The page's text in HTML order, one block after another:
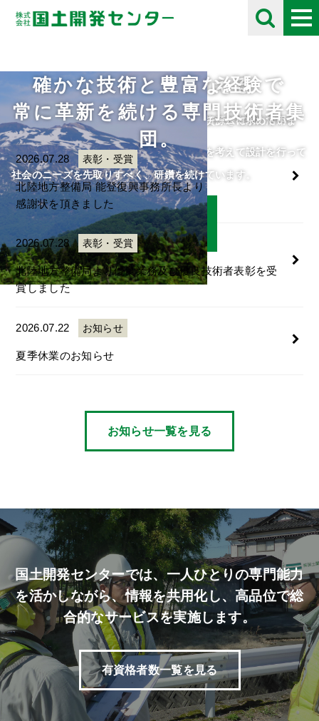
未来の自然を考える
住民や将来の子供たちのために、限られた資源を有効に活用し
て、
人・自然・環境・街との調和と未来の自然を考えて設計を行って
います。
詳細はこちら
採用情報
自分の好きな事にとことん打ち込める人をチームに求めていま
す。
ご応募をお待ちしております。
詳細はこちら
確かな技術と豊富な経験で
常に革新を続ける専門技術者集
団。
社会のニーズを先取りすべく、研鑽を続けています。
お知らせ
Information
2026.07.28 表彰・受賞
北陸地方整備局 能登復興事務所長より
感謝状を頂きました
2026.07.28 表彰・受賞
北陸地方整備局より優良業務及び優良技術者表彰を受
賞しました
2026.07.22 お知らせ
夏季休業のお知らせ
お知らせ一覧を見る
国土開発センターでは、一人ひとりの専門能力
を活かしながら、情報を共用化し、高品位で総
合的なサービスを実施します。
有資格者数一覧を見る